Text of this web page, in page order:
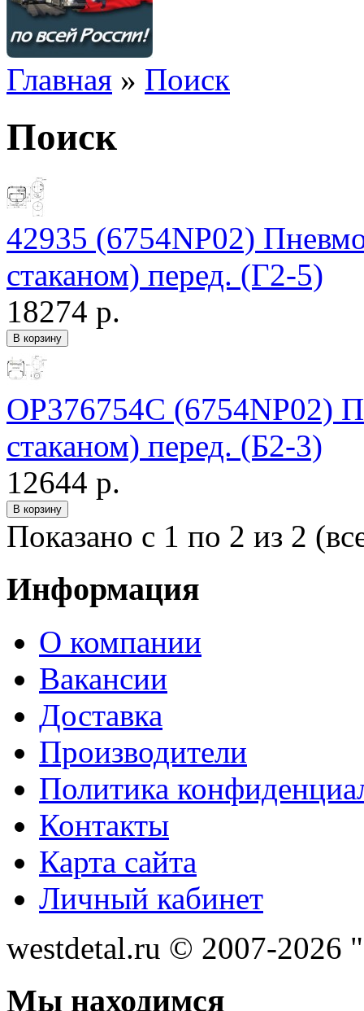
Главная » Поиск
Поиск
42935 (6754NP02)
стаканом) перед. (Г2-5)
18274 р.
OP376754C (6754NP02)
стаканом) перед. (Б2-3)
12644 р.
Показано с 1 по 2 из 2
Информация
О компании
Вакансии
Доставка
Производители
Политика
Контакты
Карта сайта
Личный кабинет
westdetal.ru © 2007-2026
Мы находимся